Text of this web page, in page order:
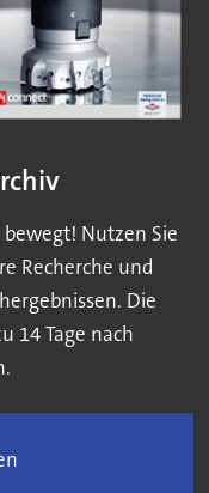
bewegt! Nutzen Sie
Recherche und
Die
14 Tage nach